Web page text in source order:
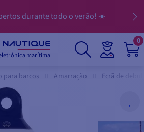
durante todo o verão! ☀️
marítima
0
para barcos Amarração Ecrã de